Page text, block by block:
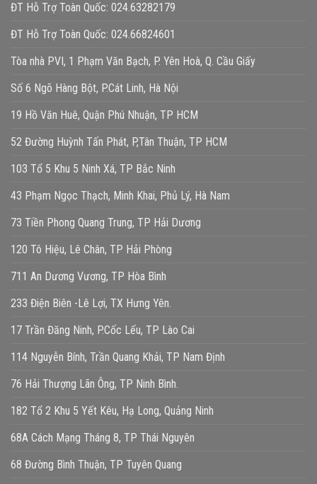
ĐT Hỗ Trợ Toàn Quốc: 024.63282179
ĐT Hỗ Trợ Toàn Quốc: 024.66824601
Tòa nhà PVI, 1 Phạm Văn Bạch, P. Yên Hoà, Q. Cầu Giấy
Số 6 Ngõ Hàng Bột, P.Cát Linh, Hà Nội
19 Hồ Văn Huê, Quận Phú Nhuận, TP HCM
52 Đường Huỳnh Tấn Phát, P,Tân Thuận, TP HCM
103 Tổ 5 Khu 5 Ninh Xá, TP Bắc Ninh
43 Phạm Ngọc Thạch, Minh Khai, Phủ Lý, Hà Nam
73 Tiền Phong Quang Trung, TP Hải Dương
120 Tô Hiệu, Lê Chân, TP Hải Phòng
711 An Dương Vương, TP Hòa Bình
233 Điện Biên -Lê Lợi, TX Hưng Yên.
17 Trần Đăng Ninh, P.Cốc Lếu, TP Lào Cai
114 Nguyễn Bính, Trần Quang Khải, TP Nam Định
76 Hải Thượng Lãn Ông, TP Ninh Bình.
182 Tổ 2 Khu 5 Yết Kêu, Hạ Long, Quảng Ninh
68A Cách Mạng Tháng 8, TP Thái Nguyên
68 Đường Bình Thuận, TP Tuyên Quang